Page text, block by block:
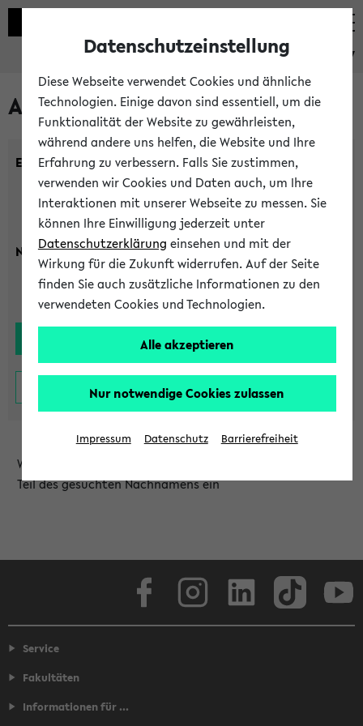
eKVV
Alle Lehrenden
Einrichtung:
Nachname:
Wählen Sie die Einrichtung aus und/oder geben Sie einen
Teil des gesuchten Nachnamens ein
Service
Fakultäten
Informationen für ...
Datenschutzeinstellung
Diese Webseite verwendet Cookies und ähnliche
Technologien. Einige davon sind essentiell, um die
Funktionalität der Website zu gewährleisten,
während andere uns helfen, die Website und Ihre
Erfahrung zu verbessern. Falls Sie zustimmen,
verwenden wir Cookies und Daten auch, um Ihre
Interaktionen mit unserer Webseite zu messen. Sie
können Ihre Einwilligung jederzeit unter
Datenschutzerklärung einsehen und mit der
Wirkung für die Zukunft widerrufen. Auf der Seite
finden Sie auch zusätzliche Informationen zu den
verwendeten Cookies und Technologien.
Alle akzeptieren
Nur notwendige Cookies zulassen
Impressum Datenschutz Barrierefreiheit